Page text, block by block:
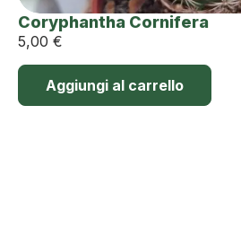
Coryphantha Cornifera
5,00 €
Aggiungi al carrello